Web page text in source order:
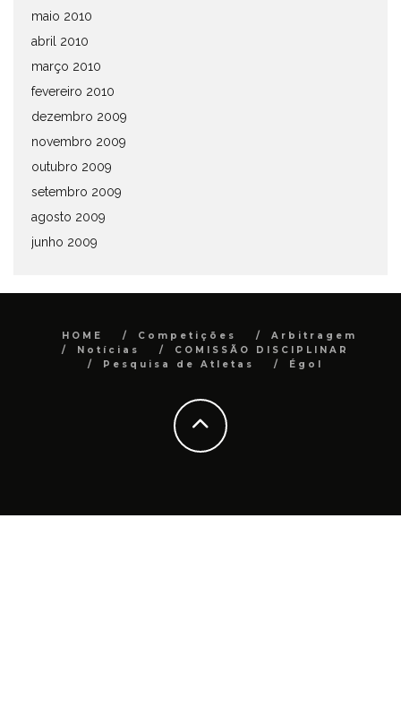
maio 2010
abril 2010
março 2010
fevereiro 2010
dezembro 2009
novembro 2009
outubro 2009
setembro 2009
agosto 2009
junho 2009
HOME Competições
Arbitragem
Notícias
COMISSÃO DISCIPLINAR
Pesquisa de Atletas
Égol